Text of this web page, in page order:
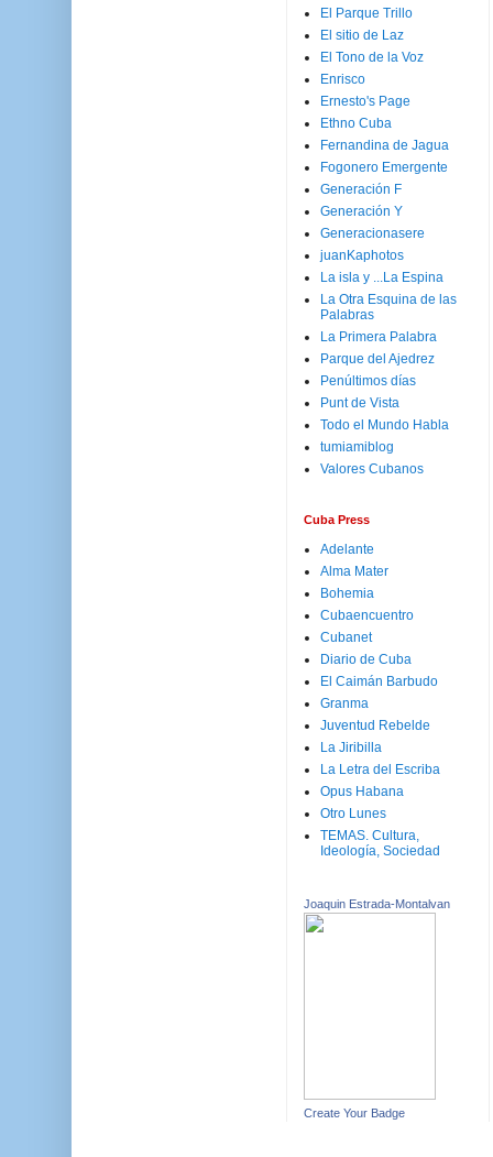
El Parque Trillo
El sitio de Laz
El Tono de la Voz
Enrisco
Ernesto's Page
Ethno Cuba
Fernandina de Jagua
Fogonero Emergente
Generación F
Generación Y
Generacionasere
juanKaphotos
La isla y ...La Espina
La Otra Esquina de las
Palabras
La Primera Palabra
Parque del Ajedrez
Penúltimos días
Punt de Vista
Todo el Mundo Habla
tumiamiblog
Valores Cubanos
Cuba Press
Adelante
Alma Mater
Bohemia
Cubaencuentro
Cubanet
Diario de Cuba
El Caimán Barbudo
Granma
Juventud Rebelde
La Jiribilla
La Letra del Escriba
Opus Habana
Otro Lunes
TEMAS. Cultura,
Ideología, Sociedad
Joaquin Estrada-Montalvan
Create Your Badge